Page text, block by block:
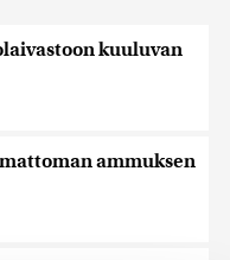
kuuluvan
ammuksen